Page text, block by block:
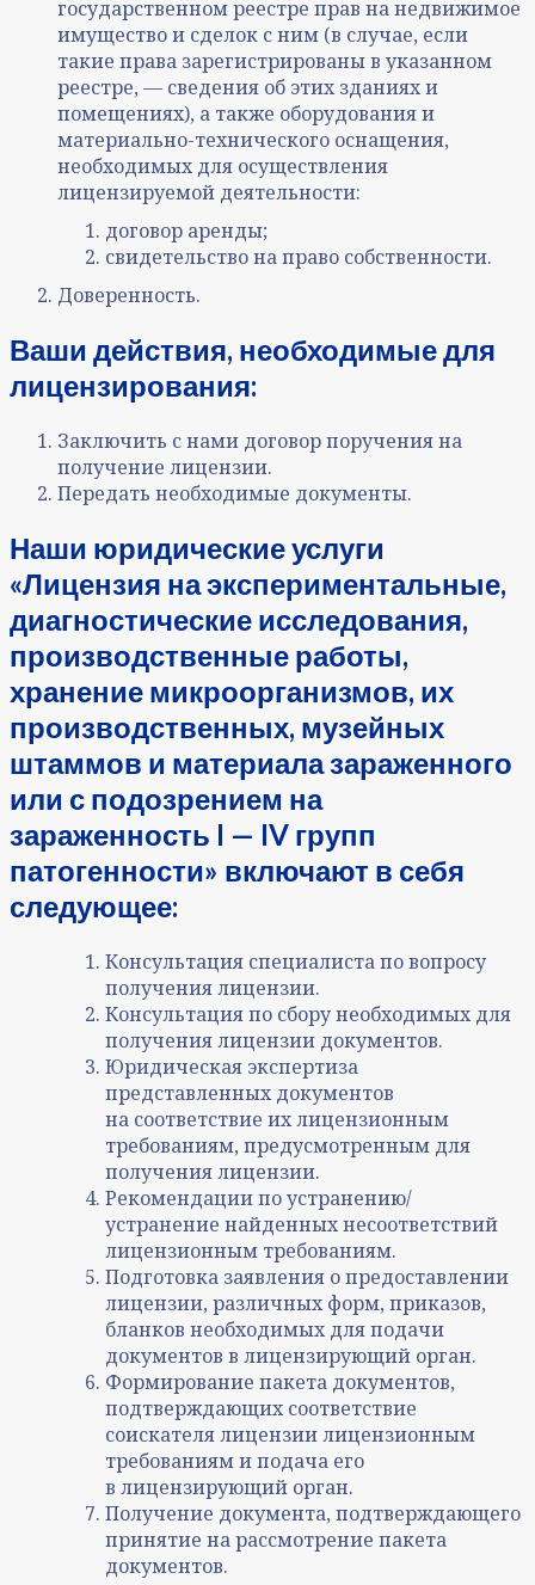
государственном реестре прав на недвижимое
имущество и сделок с ним (в случае, если
такие права зарегистрированы в указанном
реестре, — сведения об этих зданиях и
помещениях), а также оборудования и
материально-технического оснащения,
необходимых для осуществления
лицензируемой деятельности:
договор аренды;
свидетельство на право собственности.
Доверенность.
Ваши действия, необходимые для
лицензирования:
Заключить с нами договор поручения на
получение лицензии.
Передать необходимые документы.
Наши юридические услуги
«Лицензия на экспериментальные,
диагностические исследования,
производственные работы,
хранение микроорганизмов, их
производственных, музейных
штаммов и материала зараженного
или с подозрением на
зараженность I — IV групп
патогенности» включают в себя
следующее:
Консультация специалиста по вопросу
получения лицензии.
Консультация по сбору необходимых для
получения лицензии документов.
Юридическая экспертиза
представленных документов
на соответствие их лицензионным
требованиям, предусмотренным для
получения лицензии.
Рекомендации по устранению/
устранение найденных несоответствий
лицензионным требованиям.
Подготовка заявления о предоставлении
лицензии, различных форм, приказов,
бланков необходимых для подачи
документов в лицензирующий орган.
Формирование пакета документов,
подтверждающих соответствие
соискателя лицензии лицензионным
требованиям и подача его
в лицензирующий орган.
Получение документа, подтверждающего
принятие на рассмотрение пакета
документов.